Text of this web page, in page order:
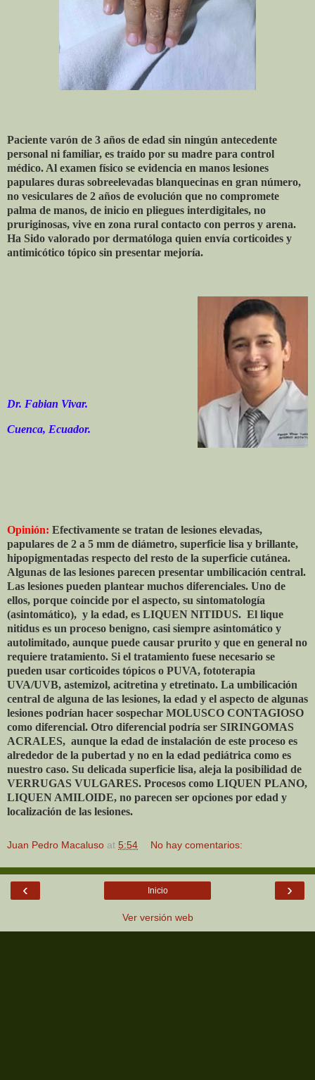
Paciente varón de 3 años de edad sin ningún antecedente
personal ni familiar, es traído por su madre para control
médico. Al examen físico se evidencia en manos lesiones
papulares duras sobreelevadas blanquecinas en gran número,
no vesiculares de 2 años de evolución que no compromete
palma de manos, de inicio en pliegues interdigitales, no
pruriginosas, vive en zona rural contacto con perros y arena.
Ha Sido valorado por dermatóloga quien envía corticoides y
antimicótico tópico sin presentar mejoría.
Dr. Fabian Vivar.
Cuenca, Ecuador.
Opinión: Efectivamente se tratan de lesiones elevadas,
papulares de 2 a 5 mm de diámetro, superficie lisa y brillante,
hipopigmentadas respecto del resto de la superficie cutánea.
Algunas de las lesiones parecen presentar umbilicación central.
Las lesiones pueden plantear muchos diferenciales. Uno de
ellos, porque coincide por el aspecto, su sintomatología
(asintomático), y la edad, es LIQUEN NITIDUS. El lique
nitidus es un proceso benigno, casi siempre asintomático y
autolimitado, aunque puede causar prurito y que en general no
requiere tratamiento. Si el tratamiento fuese necesario se
pueden usar corticoides tópicos o PUVA, fototerapia
UVA/UVB, astemizol, acitretina y etretinato. La umbilicación
central de alguna de las lesiones, la edad y el aspecto de algunas
lesiones podrían hacer sospechar MOLUSCO CONTAGIOSO
como diferencial. Otro diferencial podría ser SIRINGOMAS
ACRALES, aunque la edad de instalación de este proceso es
alrededor de la pubertad y no en la edad pediátrica como es
nuestro caso. Su delicada superficie lisa, aleja la posibilidad de
VERRUGAS VULGARES. Procesos como LIQUEN PLANO,
LIQUEN AMILOIDE, no parecen ser opciones por edad y
localización de las lesiones.
Juan Pedro Macaluso at 5:54 No hay comentarios:
‹ ›
Inicio
Ver versión web